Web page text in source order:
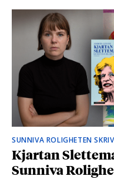
SUNNIVA ROLIGHETEN
Kjartan
Sunniva